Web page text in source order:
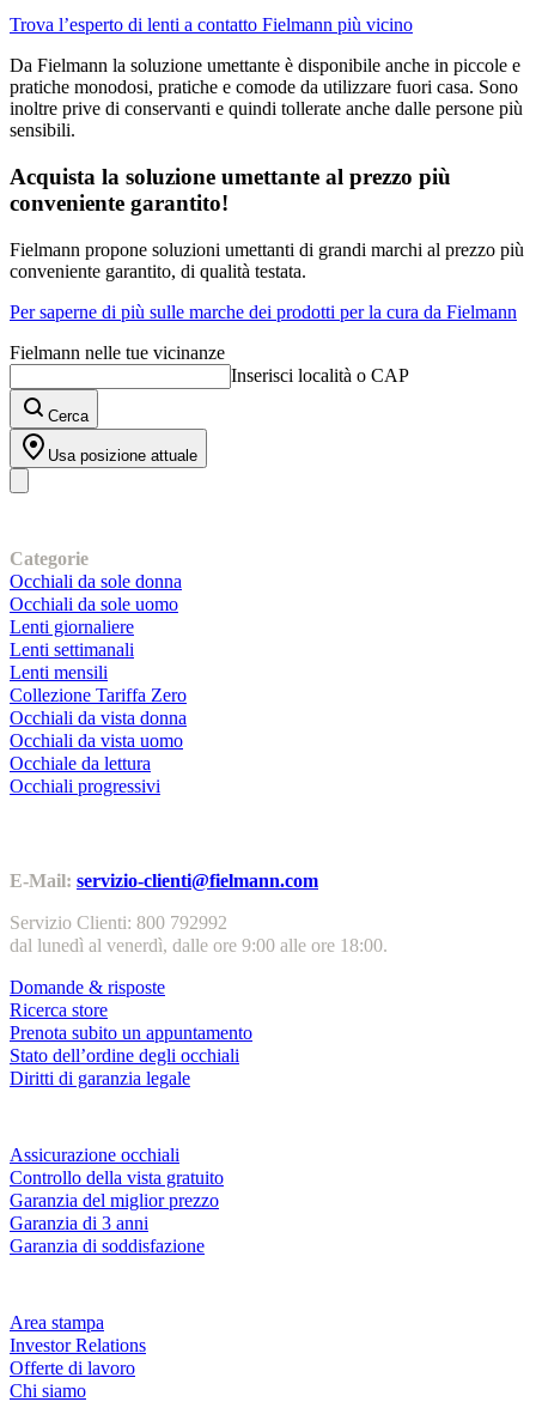
Trova l’esperto di lenti a contatto Fielmann più vicino
Da Fielmann la soluzione umettante è disponibile anche in piccole e
pratiche monodosi, pratiche e comode da utilizzare fuori casa. Sono
inoltre prive di conservanti e quindi tollerate anche dalle persone più
sensibili.
Acquista la soluzione umettante al prezzo più
conveniente garantito!
Fielmann propone soluzioni umettanti di grandi marchi al prezzo più
conveniente garantito, di qualità testata.
Per saperne di più sulle marche dei prodotti per la cura da Fielmann
Fielmann nelle tue vicinanze
Inserisci località o CAP
Cerca
Usa posizione attuale
Categorie
Occhiali da sole donna
Occhiali da sole uomo
Lenti giornaliere
Lenti settimanali
Lenti mensili
Collezione Tariffa Zero
Occhiali da vista donna
Occhiali da vista uomo
Occhiale da lettura
Occhiali progressivi
E-Mail: servizio-clienti@fielmann.com
Servizio Clienti: 800 792992
dal lunedì al venerdì, dalle ore 9:00 alle ore 18:00.
Domande & risposte
Ricerca store
Prenota subito un appuntamento
Stato dell’ordine degli occhiali
Diritti di garanzia legale
Assicurazione occhiali
Controllo della vista gratuito
Garanzia del miglior prezzo
Garanzia di 3 anni
Garanzia di soddisfazione
Area stampa
Investor Relations
Offerte di lavoro
Chi siamo